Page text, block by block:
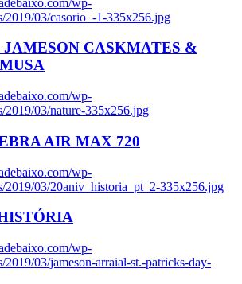
2019/03/casorio_-1-335x256.jpg
JAMESON CASKMATES &
wp-
2019/03/nature-335x256.jpg
AIR MAX 720
wp-
2019/03/20aniv_historia_pt_2-335x256.jpg
wp-
2019/03/jameson-arraial-st.-patricks-day-